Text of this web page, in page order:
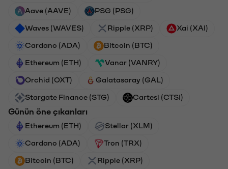
Aave (AAVE) PSG (PSG)
Waves (WAVES) Ripple (XRP) Xai (XAI)
Cardano (ADA) Bitcoin (BTC)
Ethereum (ETH) Vanar (VANRY)
Orchid (OXT) Galatasaray (GAL)
Stargate Finance (STG) Cartesi (CTSI)
Günün öne çıkanları
Ethereum (ETH) Stellar (XLM)
Cardano (ADA) Tron (TRX)
Bitcoin (BTC) Ripple (XRP)